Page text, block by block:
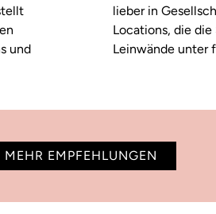
und
lieber in
Locations, die
Leinwände unter
MEHR EMPFEHLUNGEN